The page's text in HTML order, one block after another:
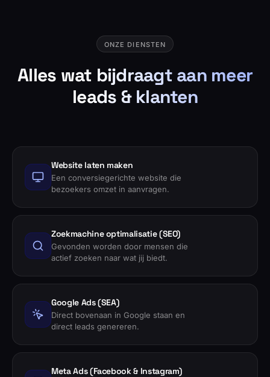
ONZE DIENSTEN
Alles wat bijdraagt aan meer
leads & klanten
Website laten maken
Een conversiegerichte website die
bezoekers omzet in aanvragen.
Zoekmachine optimalisatie (SEO)
Gevonden worden door mensen die
actief zoeken naar wat jij biedt.
Google Ads (SEA)
Direct bovenaan in Google staan en
direct leads genereren.
Meta Ads (Facebook & Instagram)